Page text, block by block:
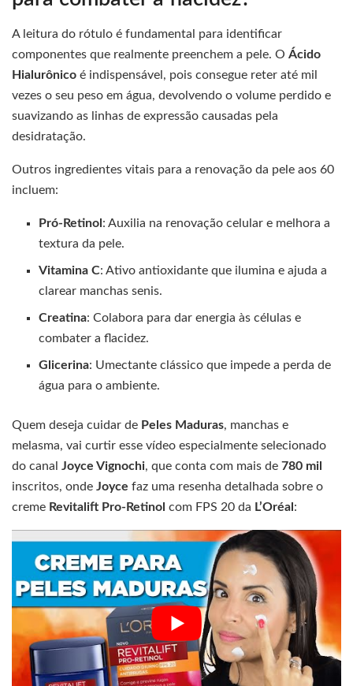
A leitura do rótulo é fundamental para identificar
componentes que realmente preenchem a pele. O Ácido
Hialurônico é indispensável, pois consegue reter até mil
vezes o seu peso em água, devolvendo o volume perdido e
suavizando as linhas de expressão causadas pela
desidratação.
Outros ingredientes vitais para a renovação da pele aos 60
incluem:
Pró-Retinol : Auxilia na renovação celular e melhora a
textura da pele.
Vitamina C: Ativo antioxidante que ilumina e ajuda a
clarear manchas senis.
Creatina: Colabora para dar energia às células e
combater a flacidez.
Glicerina: Umectante clássico que impede a perda de
água para o ambiente.
Quem deseja cuidar de Peles Maduras, manchas e
melasma, vai curtir esse vídeo especialmente selecionado
do canal Joyce Vignochi, que conta com mais de 780 mil
inscritos, onde Joyce faz uma resenha detalhada sobre o
creme Revitalift Pro-Retinol com FPS 20 da L’Oréal :